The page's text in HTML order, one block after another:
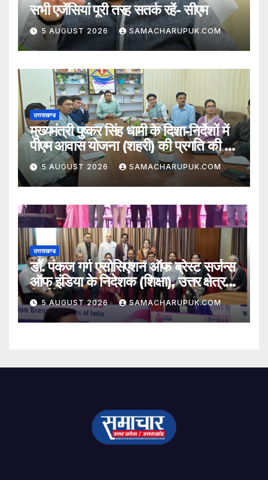
सभी एजेंसियां पूरी तरह सतर्क रहें- सीएम
5 AUGUST 2026 SAMACHARUPUK.COM
उत्तराखण्ड
मुख्यमंत्री पुष्कर सिंह धामी के दिशा-निर्देशों में
पीएम आवास योजना (शहरी) की प्रगति की हुई
समीक्षा
5 AUGUST 2026 SAMACHARUPUK.COM
उत्तराखण्ड
डॉ. पंकज गर्ग एसोसिएशन ऑफ ब्रेस्ट सर्जन्स
ऑफ इंडिया के निदेशक (शिक्षा), उत्तर क्षेत्र
निर्वाचित
5 AUGUST 2026 SAMACHARUPUK.COM